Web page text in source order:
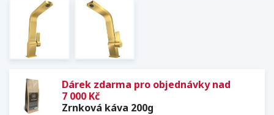
Dárek zdarma pro objednávky nad
7 000 Kč
Zrnková káva 200g